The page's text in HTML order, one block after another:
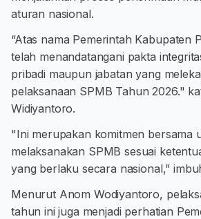
aturan nasional.
“Atas nama Pemerintah Kabupaten
telah menandatangani pakta
pribadi maupun jabatan yang
pelaksanaan SPMB Tahun 2026."
Widiyantoro.
"Ini merupakan komitmen bersama
melaksanakan SPMB sesuai
yang berlaku secara nasional,”
Menurut Anom Wodiyantoro,
tahun ini juga menjadi perhatian